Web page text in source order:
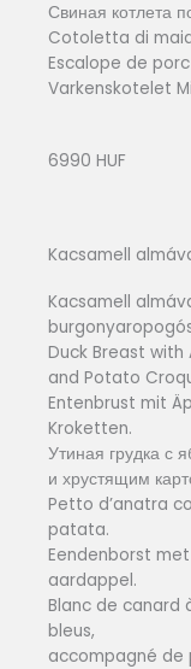
Свиная котлета
Cotoletta di
Escalope de
Varkenskotelet
6990 HUF
Kacsamell
Kacsamell
Duck Breast with
and Potato
Entenbrust mit
Kroketten.
Утиная грудка с
и хрустящим
Petto d’anatra
patata.
Eendenborst
aardappel.
Blanc de canard
bleus,
accompagné de